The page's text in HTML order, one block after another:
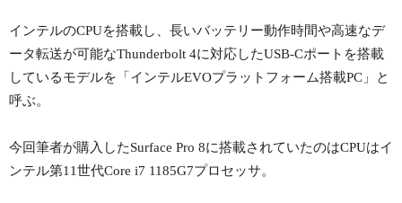
インテルのCPUを搭載し、長いバッテリー動作時間や高速なデ
ータ転送が可能なThunderbolt 4に対応したUSB-Cポートを搭載
しているモデルを「インテルEVOプラットフォーム搭載PC」と
呼ぶ。
今回筆者が購入したSurface Pro 8に搭載されていたのはCPUはイ
ンテル第11世代Core i7 1185G7プロセッサ。